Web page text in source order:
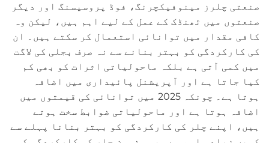
صنعتی چلرز مینوفیکچرنگ، فوڈ پروسیسنگ اور دیگر
صنعتوں میں ٹھنڈک کے عمل کے لیے اہم ہیں، لیکن وہ
کافی مقدار میں توانائی استعمال کر سکتے ہیں۔ ان
کی کارکردگی کو بہتر بنانے سے نہ صرف بجلی کی لاگت
میں کمی آتی ہے بلکہ ماحولیاتی اثرات کو بھی کم
کیا جاتا ہے اور آپریشنل پائیداری میں اضافہ
ہوتا ہے۔ چونکہ 2025 میں توانائی کی قیمتوں میں
اضافہ ہوتا ہے اور ماحولیاتی ضوابط سخت ہوتے
ہیں، اپنے چلر کی کارکردگی کو بہتر بنانا پہلے سے